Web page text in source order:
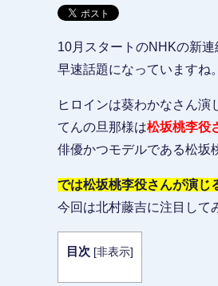
10月スタートのNHKの新連
早速話題になっていますね。
ヒロインは葵わかなさん演
てんの旦那様は松坂桃李役
俳優かつモデルである松坂
では松坂桃李役さんが演じ
今回は北村藤吉に注目して
目次 [非表示]